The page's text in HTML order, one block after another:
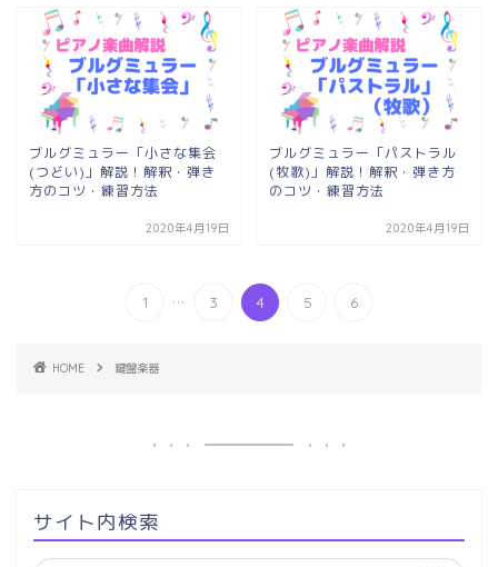
ブルグミュラー「小さな集会
(つどい)」解説！解釈・弾き
方のコツ・練習方法
2020年4月19日
ブルグミュラー「パストラル
(牧歌)」解説！解釈・弾き方
のコツ・練習方法
2020年4月19日
1 ... 3 4 5 6
HOME 鍵盤楽器
サイト内検索